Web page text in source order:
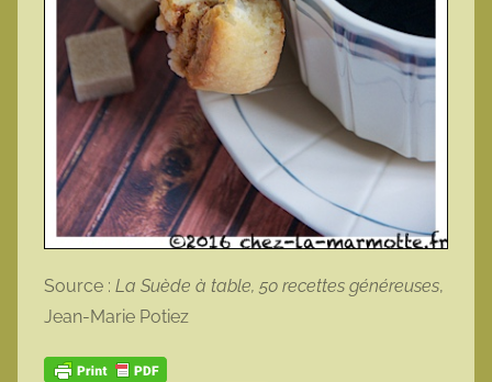
Source : La Suède à table, 50 recettes généreuses,
Jean-Marie Potiez